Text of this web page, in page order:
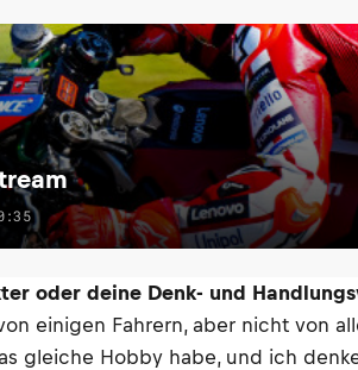
oder deine Denk- und
einigen Fahrern, aber nicht von
gleiche Hobby habe, und ich